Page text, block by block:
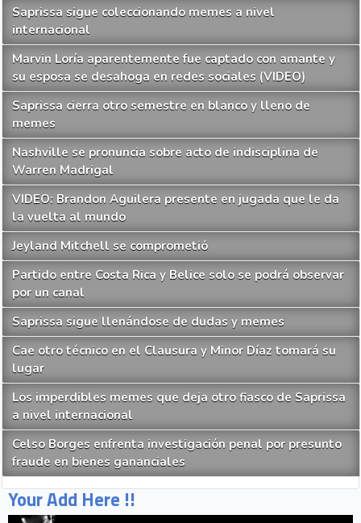
Saprissa sigue coleccionando memes a nivel
internacional
Marvin Loría aparentemente fue captado con amante y
su esposa se desahoga en redes sociales (VIDEO)
Saprissa cierra otro semestre en blanco y lleno de
memes
Nashville se pronuncia sobre acto de indisciplina de
Warren Madrigal
VIDEO: Brandon Aguilera presente en jugada que le da
la vuelta al mundo
Jeyland Mitchell se comprometió
Partido entre Costa Rica y Belice solo se podrá observar
por un canal
Saprissa sigue llenándose de dudas y memes
Cae otro técnico en el Clausura y Minor Díaz tomará su
lugar
Los imperdibles memes que deja otro fiasco de Saprissa
a nivel internacional
Celso Borges enfrenta investigación penal por presunto
fraude en bienes gananciales
Your Add Here !!